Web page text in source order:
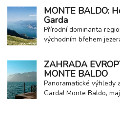
Každé jaro se ale tato
významné sportovní
maratonu, který patří
MONTE BALDO:
Garda
Přírodní dominanta regionu Monte Baldo se
východním břehem
Toto pohoří nabízí
středomořského
ZAHRADA
MONTE BALDO
Panoramatické výhledy
Garda! Monte Baldo, majestátní horský masiv, který se